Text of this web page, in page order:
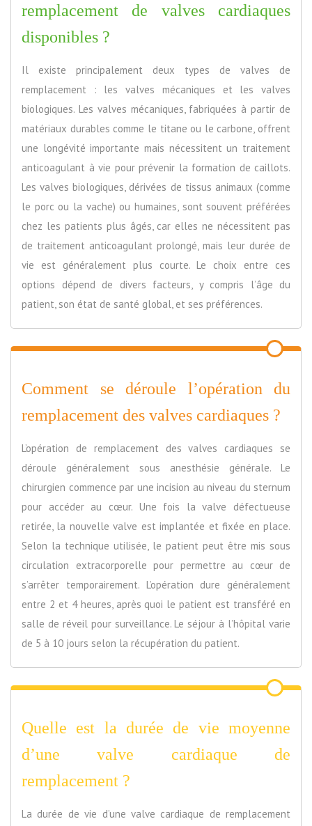
remplacement de valves cardiaques
disponibles ?
Il existe principalement deux types de valves de
remplacement : les valves mécaniques et les valves
biologiques. Les valves mécaniques, fabriquées à partir de
matériaux durables comme le titane ou le carbone, offrent
une longévité importante mais nécessitent un traitement
anticoagulant à vie pour prévenir la formation de caillots.
Les valves biologiques, dérivées de tissus animaux (comme
le porc ou la vache) ou humaines, sont souvent préférées
chez les patients plus âgés, car elles ne nécessitent pas
de traitement anticoagulant prolongé, mais leur durée de
vie est généralement plus courte. Le choix entre ces
options dépend de divers facteurs, y compris l’âge du
patient, son état de santé global, et ses préférences.
Comment se déroule l’opération du
remplacement des valves cardiaques ?
L’opération de remplacement des valves cardiaques se
déroule généralement sous anesthésie générale. Le
chirurgien commence par une incision au niveau du sternum
pour accéder au cœur. Une fois la valve défectueuse
retirée, la nouvelle valve est implantée et fixée en place.
Selon la technique utilisée, le patient peut être mis sous
circulation extracorporelle pour permettre au cœur de
s’arrêter temporairement. L’opération dure généralement
entre 2 et 4 heures, après quoi le patient est transféré en
salle de réveil pour surveillance. Le séjour à l’hôpital varie
de 5 à 10 jours selon la récupération du patient.
Quelle est la durée de vie moyenne
d’une valve cardiaque de
remplacement ?
La durée de vie d’une valve cardiaque de remplacement